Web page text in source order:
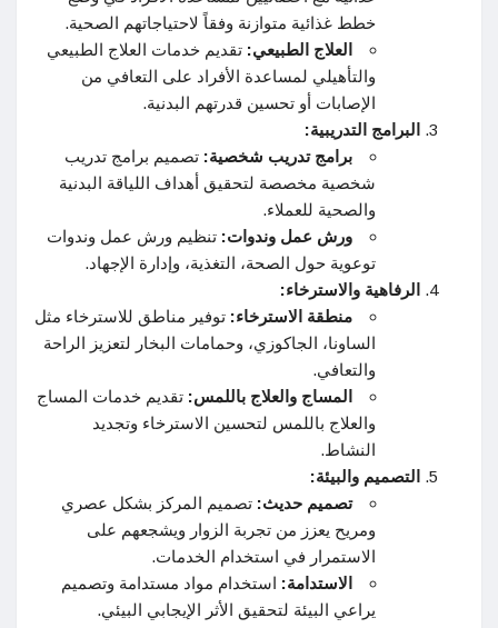
خطط غذائية متوازنة وفقاً لاحتياجاتهم الصحية.
العلاج الطبيعي: تقديم خدمات العلاج الطبيعي
والتأهيلي لمساعدة الأفراد على التعافي من
الإصابات أو تحسين قدرتهم البدنية.
البرامج التدريبية:
برامج تدريب شخصية: تصميم برامج تدريب
شخصية مخصصة لتحقيق أهداف اللياقة البدنية
والصحية للعملاء.
ورش عمل وندوات: تنظيم ورش عمل وندوات
توعوية حول الصحة، التغذية، وإدارة الإجهاد.
الرفاهية والاسترخاء:
منطقة الاسترخاء: توفير مناطق للاسترخاء مثل
الساونا، الجاكوزي، وحمامات البخار لتعزيز الراحة
والتعافي.
المساج والعلاج باللمس: تقديم خدمات المساج
والعلاج باللمس لتحسين الاسترخاء وتجديد
النشاط.
التصميم والبيئة:
تصميم حديث: تصميم المركز بشكل عصري
ومريح يعزز من تجربة الزوار ويشجعهم على
الاستمرار في استخدام الخدمات.
الاستدامة: استخدام مواد مستدامة وتصميم
يراعي البيئة لتحقيق الأثر الإيجابي البيئي.